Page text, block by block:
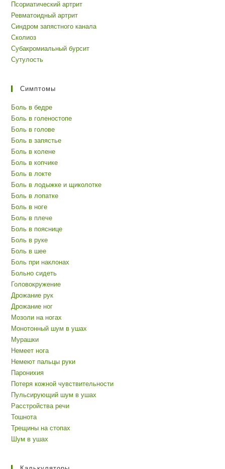
Псориатический артрит
Ревматоидный артрит
Синдром запястного канала
Сколиоз
Субакромиальный бурсит
Сутулость
Симптомы
Боль в бедре
Боль в голеностопе
Боль в голове
Боль в запястье
Боль в колене
Боль в копчике
Боль в локте
Боль в лодыжке и щиколотке
Боль в лопатке
Боль в ноге
Боль в плече
Боль в пояснице
Боль в руке
Боль в шее
Боль при наклонах
Больно сидеть
Головокружение
Дрожание рук
Дрожание ног
Мозоли на ногах
Монотонный шум в ушах
Мурашки
Немеет нога
Немеют пальцы руки
Паронихия
Потеря кожной чувствительности
Пульсирующий шум в ушах
Расстройства речи
Тошнота
Трещины на стопах
Шум в ушах